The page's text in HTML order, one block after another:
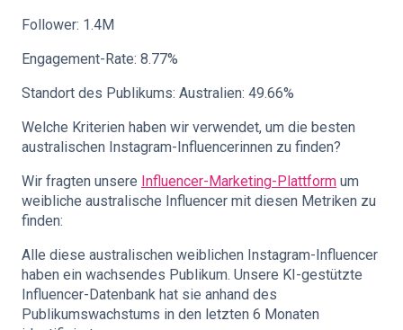
Follower: 1.4M
Engagement-Rate: 8.77%
Standort des Publikums: Australien: 49.66%
Welche Kriterien haben wir verwendet, um die besten
australischen Instagram-Influencerinnen zu finden?
Wir fragten unsere Influencer-Marketing-Plattform um
weibliche australische Influencer mit diesen Metriken zu
finden:
Alle diese australischen weiblichen Instagram-Influencer
haben ein wachsendes Publikum. Unsere KI-gestützte
Influencer-Datenbank hat sie anhand des
Publikumswachstums in den letzten 6 Monaten